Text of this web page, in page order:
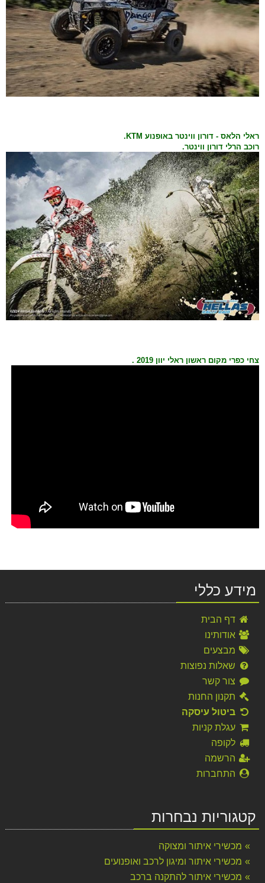
ראלי הלאס - דורון ווינטר באופנוע KTM.
רוכב הרלי דורון ווינטר.
צחי כפרי מקום ראשון ראלי יוון 2019 .
מידע כללי
דף הבית
אודותינו
מבצעים
שאלות נפוצות
צור קשר
תקנון החנות
ביטול עיסקה
עגלת קניות
לקופה
הרשמה
התחברות
קטגוריות נבחרות
מכשירי איתור ומצוקה
מכשירי איתור ומיגון לרכב ואופנועים
מכשירי איתור להתקנה ברכב